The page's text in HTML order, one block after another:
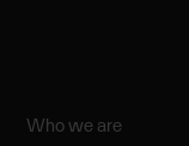
Who we are